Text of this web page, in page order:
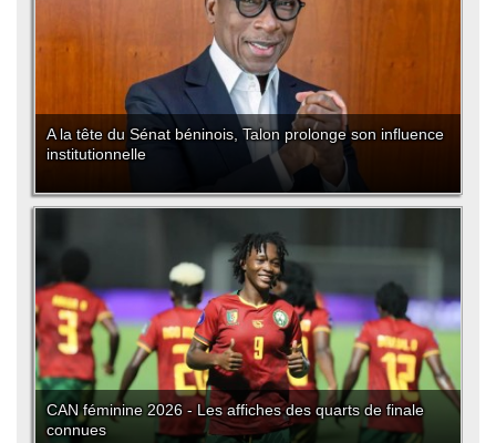
A la tête du Sénat béninois, Talon prolonge son influence
institutionnelle
CAN féminine 2026 - Les affiches des quarts de finale
connues